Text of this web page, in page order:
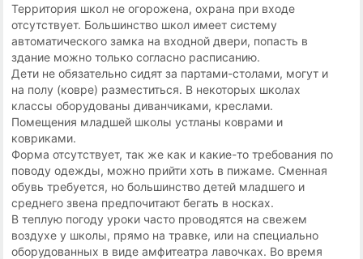
Территория школ не огорожена, охрана при входе
отсутствует. Большинство школ имеет систему
автоматического замка на входной двери, попасть в
здание можно только согласно расписанию.
Дети не обязательно сидят за партами-столами, могут и
на полу (ковре) разместиться. В некоторых школах
классы оборудованы диванчиками, креслами.
Помещения младшей школы устланы коврами и
ковриками.
Форма отсутствует, так же как и какие-то требования по
поводу одежды, можно прийти хоть в пижаме. Сменная
обувь требуется, но большинство детей младшего и
среднего звена предпочитают бегать в носках.
В теплую погоду уроки часто проводятся на свежем
воздухе у школы, прямо на травке, или на специально
оборудованных в виде амфитеатра лавочках. Во время